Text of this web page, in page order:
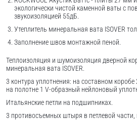
экологически чистой каменной ваты с
звукоизоляцией 55дБ.
Утеплитель минеральная вата ISOVER
Заполнение швов монтажной пеной.
Теплоизоляция и шумоизоляция дверной
минеральная вата ISOVER.
3 контура уплотнения: на составном коробе
на полотне 1 V-образный нейлоновый
Итальянские петли на подшипниках.
3 противосъемных штыря в петлевой части,